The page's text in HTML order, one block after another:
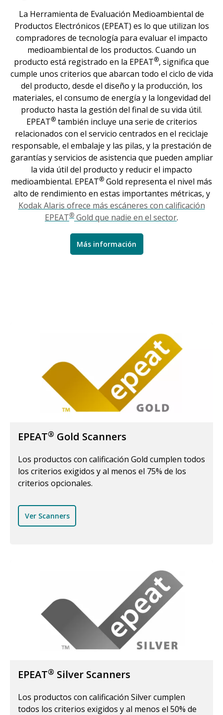
La Herramienta de Evaluación Medioambiental de
Productos Electrónicos (EPEAT) es lo que utilizan los
compradores de tecnología para evaluar el impacto
medioambiental de los productos. Cuando un
producto está registrado en la EPEAT®, significa que
cumple unos criterios que abarcan todo el ciclo de vida
del producto, desde el diseño y la producción, los
materiales, el consumo de energía y la longevidad del
producto hasta la gestión del final de su vida útil.
EPEAT®también incluye una serie de criterios
relacionados con el servicio centrados en el reciclaje
responsable, el embalaje y las pilas, y la prestación de
garantías y servicios de asistencia que pueden ampliar
la vida útil del producto y reducir el impacto
medioambiental. EPEAT® Gold representa el nivel más
alto de rendimiento en estas importantes métricas, y
Kodak Alaris ofrece más escáneres con calificación
EPEAT® Gold que nadie en el sector.
Más información
EPEAT® Gold Scanners
Los productos con calificación Gold cumplen todos
los criterios exigidos y al menos el 75% de los
criterios opcionales.
Ver Scanners
EPEAT® Silver Scanners
Los productos con calificación Silver cumplen
todos los criterios exigidos y al menos el 50% de